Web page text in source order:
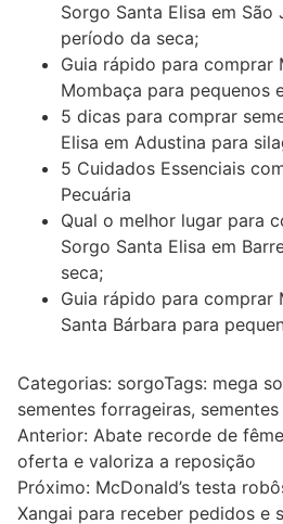
Sorgo Santa Elisa em São
período da seca;
Guia rápido para comprar
Mombaça para pequenos
5 dicas para comprar
Elisa em Adustina para
5 Cuidados Essenciais
Pecuária
Qual o melhor lugar para
Sorgo Santa Elisa em
seca;
Guia rápido para comprar
Santa Bárbara para
Categorias: sorgoTags: mega
sementes forrageiras,
Navegação
de
Post
Anterior: Abate recorde de
oferta e valoriza a reposição
Próximo: McDonald’s testa
Xangai para receber pedidos e